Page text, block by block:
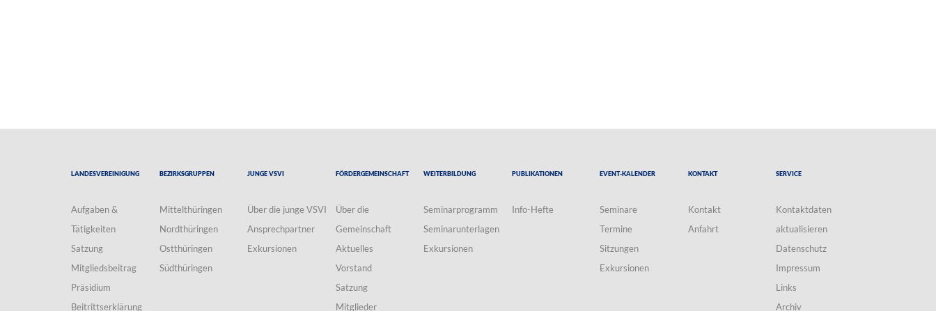
Landesvereinigung
Aufgaben &
Tätigkeiten
Satzung
Mitgliedsbeitrag
Präsidium
Beitrittserklärung
Bezirksgruppen
Mittelthüringen
Nordthüringen
Ostthüringen
Südthüringen
Junge VSVI
Über die junge VSVI
Ansprechpartner
Exkursionen
Fördergemeinschaft
Über die
Gemeinschaft
Aktuelles
Vorstand
Satzung
Mitglieder
Weiterbildung
Seminarprogramm
Seminarunterlagen
Exkursionen
Publikationen
Info-Hefte
Event-Kalender
Seminare
Termine
Sitzungen
Exkursionen
Kontakt
Kontakt
Anfahrt
Service
Kontaktdaten
aktualisieren
Datenschutz
Impressum
Links
Archiv